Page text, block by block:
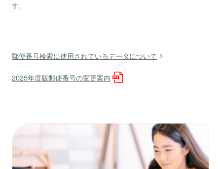
す。
郵便番号検索に使用されているデータについて
2025年度版郵便番号の変更案内